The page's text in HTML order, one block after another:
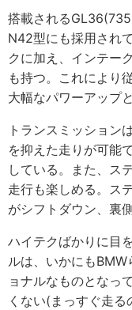
搭載される
N42型にも採用され
クに加え、インテー
も持つ。これにより
大幅なパワーアップ
トランスミッション
を抑えた走りが可能
している。また、ス
走行も楽しめる。ス
がシフトダウン、裏
ハイテクばかりに目
ルは、いかにも
ョナルなものとなっ
くない(まっすぐ走